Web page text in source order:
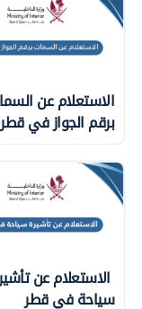
الاستعلام عن
برقم الجواز في قطر
الاستعلام عن
سياحة في قطر